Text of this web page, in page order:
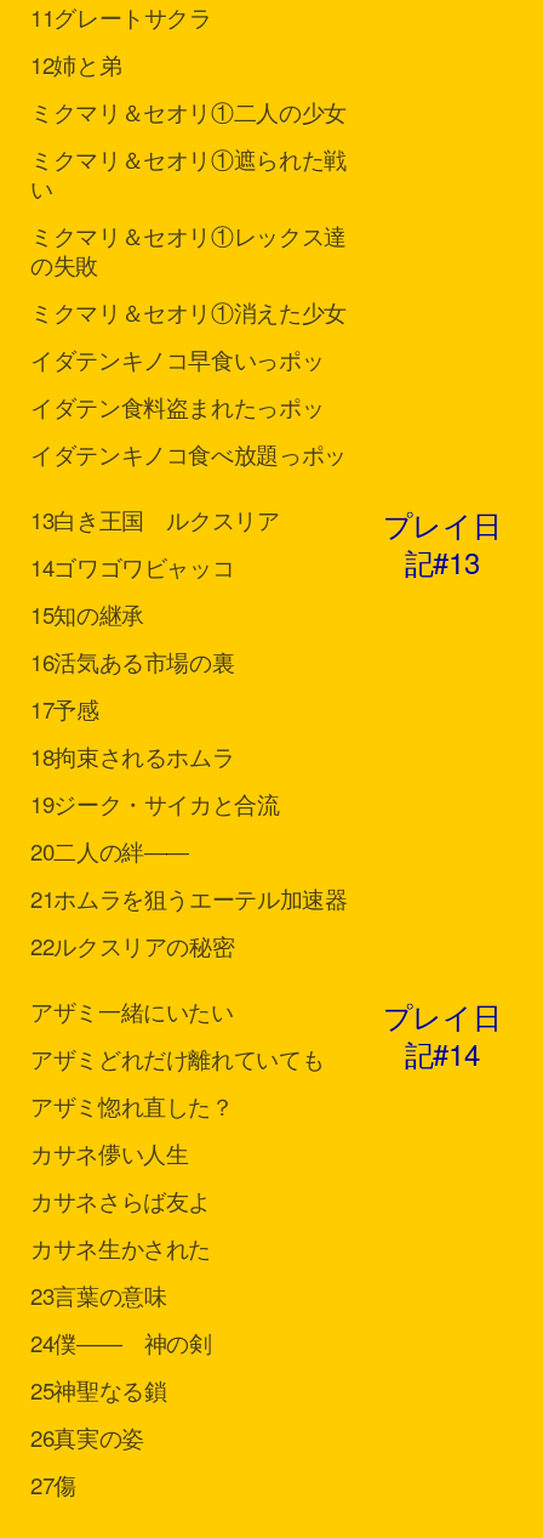
11グレートサクラ
12姉と弟
ミクマリ＆セオリ①二人の少女
ミクマリ＆セオリ①遮られた戦
い
ミクマリ＆セオリ①レックス達
の失敗
ミクマリ＆セオリ①消えた少女
イダテンキノコ早食いっポッ
イダテン食料盗まれたっポッ
イダテンキノコ食べ放題っポッ
13白き王国 ルクスリア
14ゴワゴワビャッコ
15知の継承
16活気ある市場の裏
17予感
18拘束されるホムラ
19ジーク・サイカと合流
20二人の絆――
21ホムラを狙うエーテル加速器
22ルクスリアの秘密
プレイ日
記#13
アザミ 一緒にいたい
アザミ どれだけ離れていても
アザミ惚れ直した？
カサネ儚い人生
カサネさらば友よ
カサネ生かされた
23言葉の意味
24僕―― 神の剣
25神聖なる鎖
26真実の姿
27傷
プレイ日
記#14